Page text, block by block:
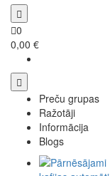
0
0,00 €
Preču grupas
Ražotāji
Informācija
Blogs